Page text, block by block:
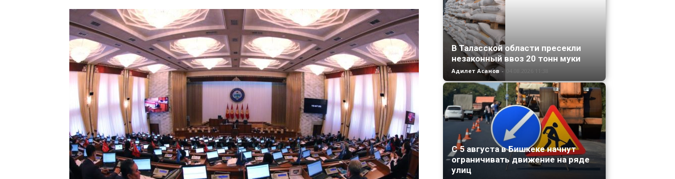
В Таласской области пресекли
незаконный ввоз 20 тонн муки
Адилет Асанов -
С 5 августа в Бишкеке начнут
ограничивать движение на ряде
улиц